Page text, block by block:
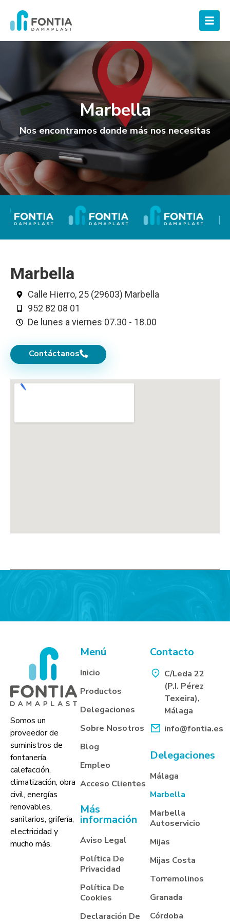
Marbella
Nos encontramos donde más nos necesitas
Marbella
Calle Hierro, 25 (29603) Marbella
952 82 08 01
De lunes a viernes 07.30 - 18.00
Contáctanos
Somos un
proveedor de
suministros de
fontanería,
calefacción,
climatización, obra
civil, energías
renovables,
sanitarios, grifería,
electricidad y
mucho más.
Menú
Inicio
Productos
Delegaciones
Sobre Nosotros
Blog
Empleo
Acceso Clientes
Más
información
Aviso Legal
Política De
Privacidad
Política De
Cookies
Declaración De
Contacto
C/Leda 22
(P.I. Pérez
Texeira),
Málaga
info@fontia.es
Delegaciones
Málaga
Marbella
Marbella
Autoservicio
Mijas
Mijas Costa
Torremolinos
Granada
Córdoba